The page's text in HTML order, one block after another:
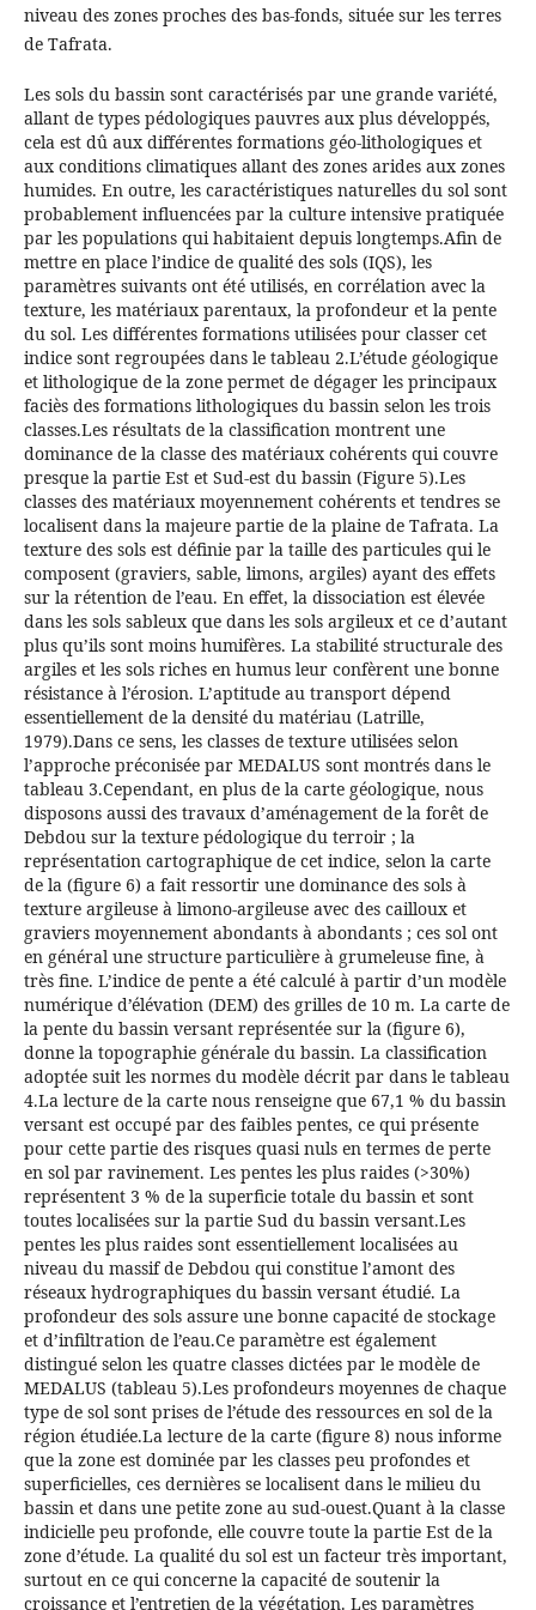
niveau des zones proches des bas-fonds, située sur les terres
de Tafrata.
Les sols du bassin sont caractérisés par une grande variété,
allant de types pédologiques pauvres aux plus développés,
cela est dû aux différentes formations géo-lithologiques et
aux conditions climatiques allant des zones arides aux zones
humides. En outre, les caractéristiques naturelles du sol sont
probablement influencées par la culture intensive pratiquée
par les populations qui habitaient depuis longtemps.Afin de
mettre en place l’indice de qualité des sols (IQS), les
paramètres suivants ont été utilisés, en corrélation avec la
texture, les matériaux parentaux, la profondeur et la pente
du sol. Les différentes formations utilisées pour classer cet
indice sont regroupées dans le tableau 2.L’étude géologique
et lithologique de la zone permet de dégager les principaux
faciès des formations lithologiques du bassin selon les trois
classes.Les résultats de la classification montrent une
dominance de la classe des matériaux cohérents qui couvre
presque la partie Est et Sud-est du bassin (Figure 5).Les
classes des matériaux moyennement cohérents et tendres se
localisent dans la majeure partie de la plaine de Tafrata. La
texture des sols est définie par la taille des particules qui le
composent (graviers, sable, limons, argiles) ayant des effets
sur la rétention de l’eau. En effet, la dissociation est élevée
dans les sols sableux que dans les sols argileux et ce d’autant
plus qu’ils sont moins humifères. La stabilité structurale des
argiles et les sols riches en humus leur confèrent une bonne
résistance à l’érosion. L’aptitude au transport dépend
essentiellement de la densité du matériau (Latrille,
1979).Dans ce sens, les classes de texture utilisées selon
l’approche préconisée par MEDALUS sont montrés dans le
tableau 3.Cependant, en plus de la carte géologique, nous
disposons aussi des travaux d’aménagement de la forêt de
Debdou sur la texture pédologique du terroir ; la
représentation cartographique de cet indice, selon la carte
de la (figure 6) a fait ressortir une dominance des sols à
texture argileuse à limono-argileuse avec des cailloux et
graviers moyennement abondants à abondants ; ces sol ont
en général une structure particulière à grumeleuse fine, à
très fine. L’indice de pente a été calculé à partir d’un modèle
numérique d’élévation (DEM) des grilles de 10 m. La carte de
la pente du bassin versant représentée sur la (figure 6),
donne la topographie générale du bassin. La classification
adoptée suit les normes du modèle décrit par dans le tableau
4.La lecture de la carte nous renseigne que 67,1 % du bassin
versant est occupé par des faibles pentes, ce qui présente
pour cette partie des risques quasi nuls en termes de perte
en sol par ravinement. Les pentes les plus raides (>30%)
représentent 3 % de la superficie totale du bassin et sont
toutes localisées sur la partie Sud du bassin versant.Les
pentes les plus raides sont essentiellement localisées au
niveau du massif de Debdou qui constitue l’amont des
réseaux hydrographiques du bassin versant étudié. La
profondeur des sols assure une bonne capacité de stockage
et d’infiltration de l’eau.Ce paramètre est également
distingué selon les quatre classes dictées par le modèle de
MEDALUS (tableau 5).Les profondeurs moyennes de chaque
type de sol sont prises de l’étude des ressources en sol de la
région étudiée.La lecture de la carte (figure 8) nous informe
que la zone est dominée par les classes peu profondes et
superficielles, ces dernières se localisent dans le milieu du
bassin et dans une petite zone au sud-ouest.Quant à la classe
indicielle peu profonde, elle couvre toute la partie Est de la
zone d’étude. La qualité du sol est un facteur très important,
surtout en ce qui concerne la capacité de soutenir la
croissance et l’entretien de la végétation. Les paramètres